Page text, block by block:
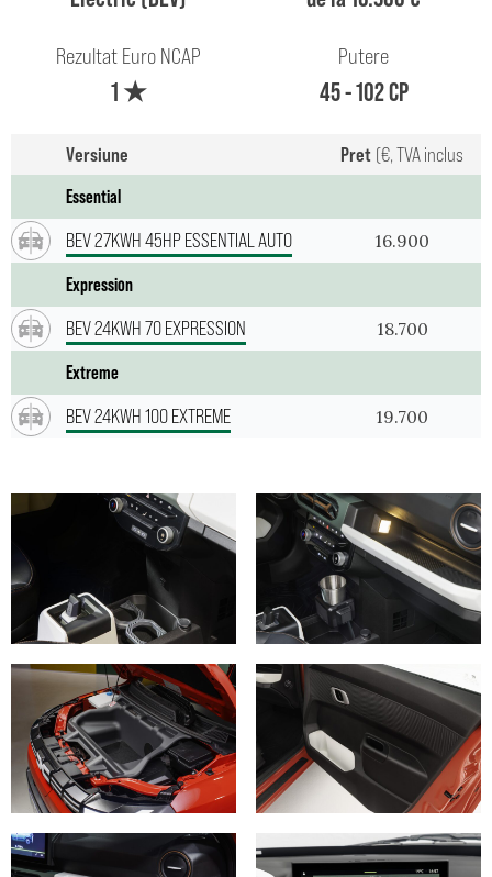
Rezultat Euro NCAP
1 ★
Putere
45 - 102 CP
Versiune Pret (€, TVA inclus
Essential
BEV 27KWH 45HP ESSENTIAL AUTO
16.900
Expression
BEV 24KWH 70 EXPRESSION
18.700
Extreme
BEV 24KWH 100 EXTREME
19.700